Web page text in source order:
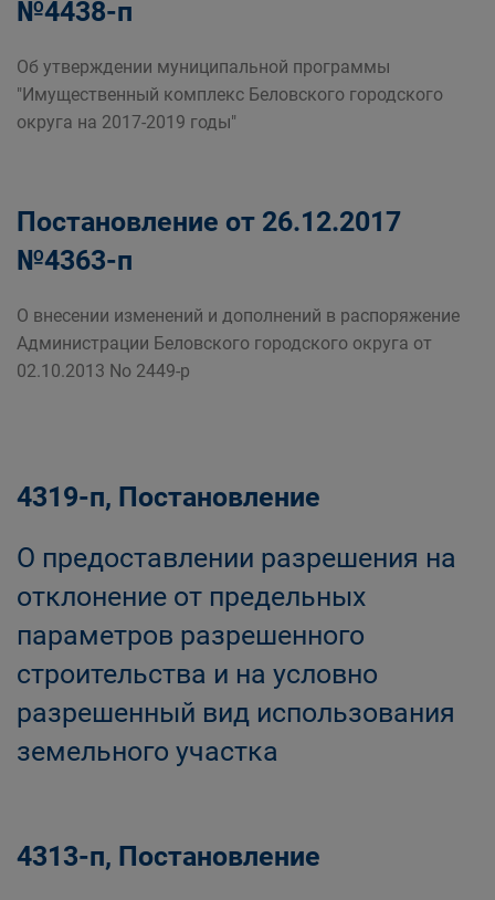
№4438-п
Об утверждении муниципальной программы
"Имущественный комплекс Беловского городского
округа на 2017-2019 годы"
Постановление от 26.12.2017
№4363-п
О внесении изменений и дополнений в распоряжение
Администрации Беловского городского округа от
02.10.2013 No 2449-р
4319-п, Постановление
О предоставлении разрешения на
отклонение от предельных
параметров разрешенного
строительства и на условно
разрешенный вид использования
земельного участка
4313-п, Постановление